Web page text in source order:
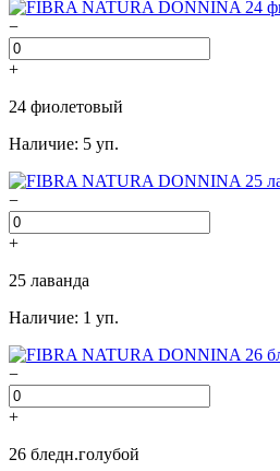
−
+
24 фиолетовый
Наличие: 5 уп.
−
+
25 лаванда
Наличие: 1 уп.
−
+
26 бледн.голубой